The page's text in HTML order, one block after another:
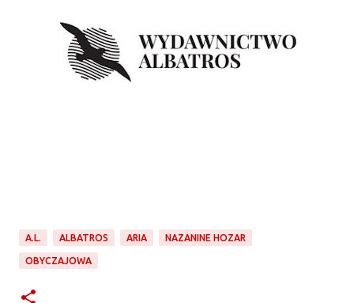
A.L. ALBATROS ARIA NAZANINE HOZAR
OBYCZAJOWA